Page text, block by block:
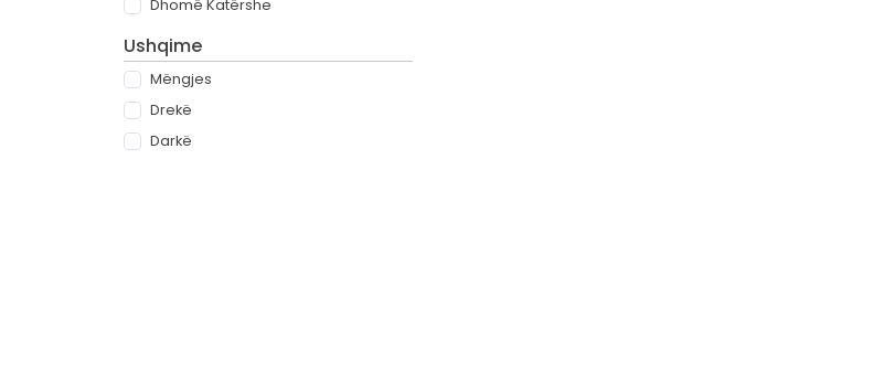
Dhomë Katërshe
Ushqime
Mëngjes
Drekë
Darkë